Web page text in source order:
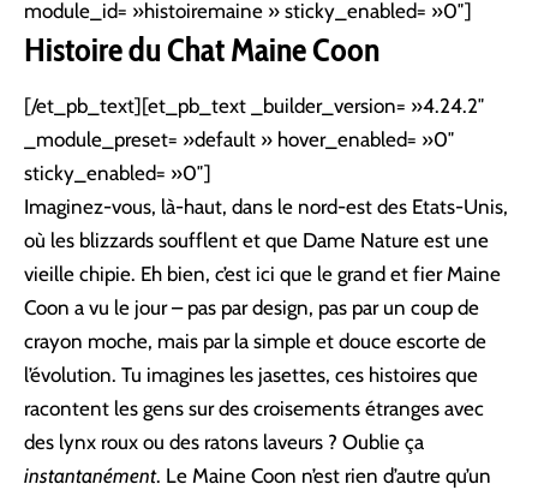
module_id= »histoiremaine » sticky_enabled= »0″]
Histoire du Chat Maine Coon
[/et_pb_text][et_pb_text _builder_version= »4.24.2″
_module_preset= »default » hover_enabled= »0″
sticky_enabled= »0″]
Imaginez-vous, là-haut, dans le nord-est des Etats-Unis,
où les blizzards soufflent et que Dame Nature est une
vieille chipie. Eh bien, c’est ici que le grand et fier Maine
Coon a vu le jour – pas par design, pas par un coup de
crayon moche, mais par la simple et douce escorte de
l’évolution. Tu imagines les jasettes, ces histoires que
racontent les gens sur des croisements étranges avec
des lynx roux ou des ratons laveurs ? Oublie ça
instantanément. Le Maine Coon n’est rien d’autre qu’un